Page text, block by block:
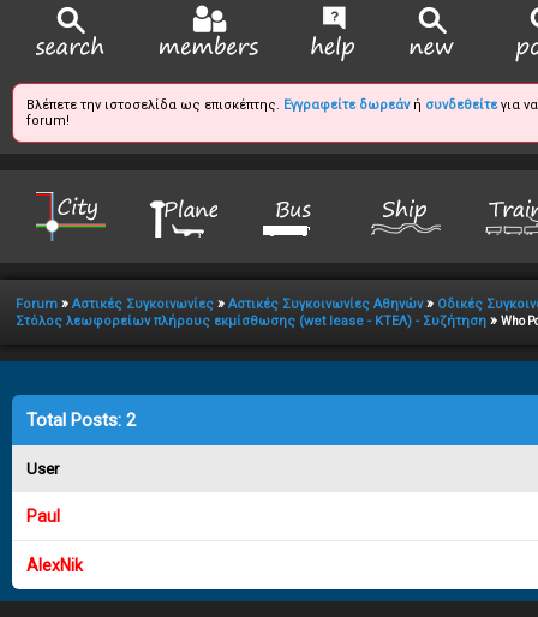
Βλέπετε την ιστοσελίδα ως επισκέπτης. Εγγραφείτε δωρεάνή συνδεθείτεγια
forum!
Forum » Αστικές Συγκοινωνίες » Αστικές Συγκοινωνίες Αθηνών» Οδικές
Στόλος λεωφορείων πλήρους εκμίσθωσης (wet lease - ΚΤΕΛ) - Συζήτηση » Who
Total Posts: 2
User
Paul
AlexNik